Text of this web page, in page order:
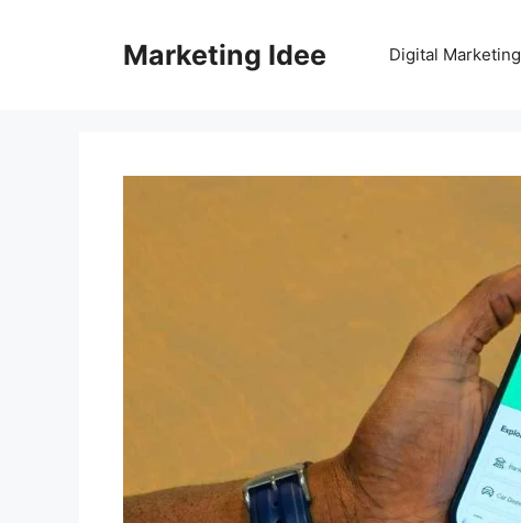
Marketing Idee Digital Marketing